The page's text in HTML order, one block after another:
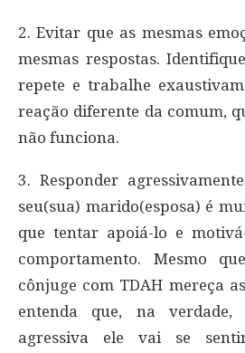
2. Evitar que as mesmas
mesmas respostas.
repete e trabalhe
reação diferente da comum,
não funciona.
3. Responder
seu(sua) marido(esposa) é
que tentar apoiá-lo e
comportamento. Mesmo
cônjuge com TDAH mereça
entenda que, na
agressiva ele vai se